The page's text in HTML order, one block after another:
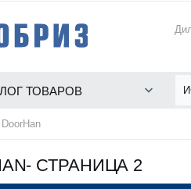
ТОВАРОВ
DoorHan
СТРАНИЦА 2